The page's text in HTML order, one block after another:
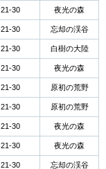
21-30 夜光の森
21-30 忘却の渓谷
21-30 白樹の大陸
21-30 夜光の森
21-30 原初の荒野
21-30 原初の荒野
21-30 夜光の森
21-30 夜光の森
21-30 忘却の渓谷